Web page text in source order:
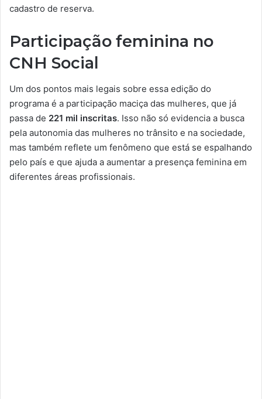
cadastro de reserva.
Participação feminina no
CNH Social
Um dos pontos mais legais sobre essa edição do
programa é a participação maciça das mulheres, que já
passa de 221 mil inscritas. Isso não só evidencia a busca
pela autonomia das mulheres no trânsito e na sociedade,
mas também reflete um fenômeno que está se espalhando
pelo país e que ajuda a aumentar a presença feminina em
diferentes áreas profissionais.